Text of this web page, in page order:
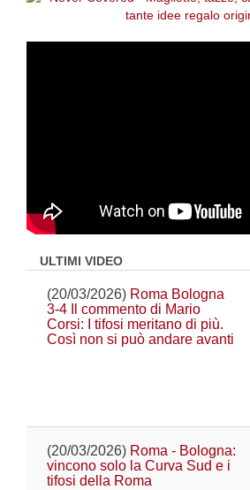
ULTIMI VIDEO
(20/03/2026) Roma Bologna
3-4 Il commento di Mario
Corsi: I tifosi meritano di più.
Così non si può andare avanti
(20/03/2026) Roma - Bologna:
vincono solo la Curva Sud e i
tifosi della Roma